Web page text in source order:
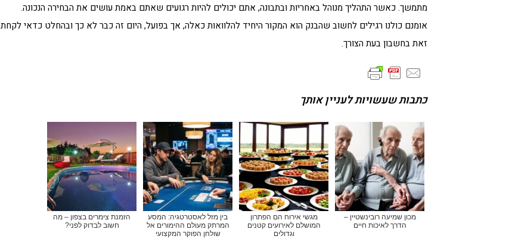
מתמשך. כאשר התהליך מנוהל באחריות ובתבונה, אתם יכולים להיות רגועים שאתם באמת עושים את הבחירה הנכונה.
אומנם כולנו רגילים לחשוב שהבנק הוא המקור היחיד להלוואות כאלה, אך בפועל, היום זה כבר לא כך ובהחלט כדאי לקחת
זאת בחשבון בעת הצורך.
כתבות שעשויות לעניין אותך
מכון שמיעה רובינשטיין –
הדרך לאיכות חיים
מגשי אירוח הם הפתרון
המושלם לאירועים קטנים
וגדולים
בין מזל לאסטרטגיה: המסע
המרתק מעולם ההימורים אל
שולחן הפוקר המקצועי
הזמנת צימרים בצפון – מה
חשוב לבדוק לפני?